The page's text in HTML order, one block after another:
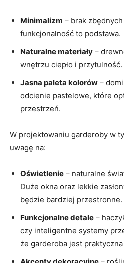
Minimalizm – brak
funkcjonalność to podstawa.
Naturalne materiały –
wnętrzu ciepło i przytulność.
Jasna paleta kolorów –
odcienie pastelowe, które
przestrzeń.
W projektowaniu garderoby w
uwagę na:
Oświetlenie – naturalne
Duże okna oraz lekkie
będzie bardziej przestronne.
Funkcjonalne detale –
czy inteligentne systemy
że garderoba jest